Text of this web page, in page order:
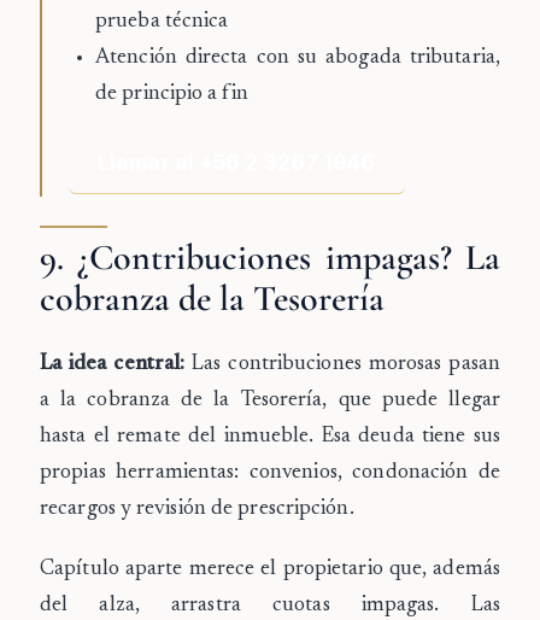
prueba técnica
Atención directa con su abogada tributaria,
de principio a fin
9. ¿Contribuciones impagas? La
cobranza de la Tesorería
La idea central: Las contribuciones morosas pasan
a la cobranza de la Tesorería, que puede llegar
hasta el remate del inmueble. Esa deuda tiene sus
propias herramientas: convenios, condonación de
recargos y revisión de prescripción.
Capítulo aparte merece el propietario que, además
del alza, arrastracuotas impagas. Las